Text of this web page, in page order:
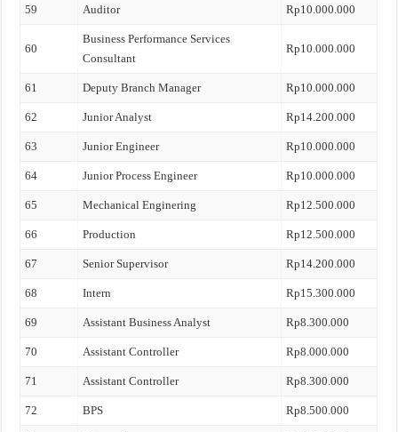
59 Auditor Rp10.000.000
60
Business Performance Services
Consultant
Rp10.000.000
61 Deputy Branch Manager Rp10.000.000
62 Junior Analyst Rp14.200.000
63 Junior Engineer Rp10.000.000
64 Junior Process Engineer Rp10.000.000
65 Mechanical Enginering Rp12.500.000
66 Production Rp12.500.000
67 Senior Supervisor Rp14.200.000
68 Intern Rp15.300.000
69 Assistant Business Analyst Rp8.300.000
70 Assistant Controller Rp8.000.000
71 Assistant Controller Rp8.300.000
72 BPS Rp8.500.000